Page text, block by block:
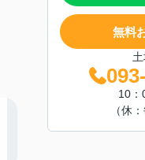
無料
10：
（休